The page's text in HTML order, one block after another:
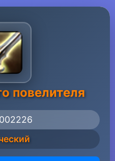
повелителя